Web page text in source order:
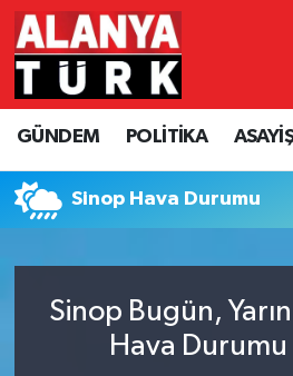
GÜNDEM POLİTİKA
Sinop Hava Durumu
Sinop Bugün,
Hava Durumu
GÜNDEM
POLİTİKA
ASAYİŞ
TURİZM
Nöbetçi Eczaneler
Hava Durumu
Namaz Vakitleri
Süper Lig Puan Durumu ve